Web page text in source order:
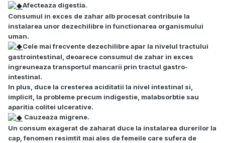
Afecteaza digestia.
Consumul in exces de zahar alb procesat contribuie la
instalarea unor dezechilibre in functionarea organismului
uman.
Cele mai frecvente dezechilibre apar la nivelul tractului
gastrointestinal, deoarece consumul de zahar in exces
ingreuneaza transportul mancarii prin tractul gastro-
intestinal.
In plus, duce la cresterea aciditatii la nivel intestinal si,
implicit, la probleme precum indigestie, malabsorbtie sau
aparitia colitei ulcerative.
Cauzeaza migrene.
Un consum exagerat de zaharat duce la instalarea durerilor la
cap, fenomen resimtit mai ales de femeile care sufera de